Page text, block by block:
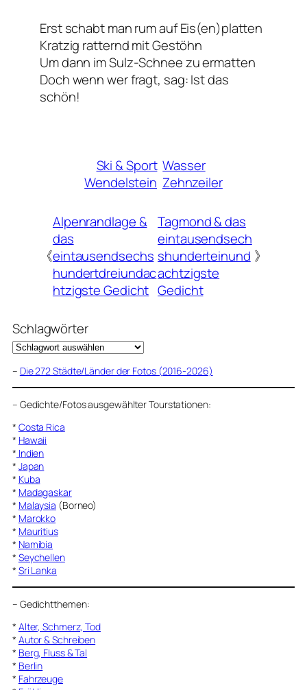
Erst schabt man rum auf Eis(en)platten
Kratzig ratternd mit Gestöhn
Um dann im Sulz-Schnee zu ermatten
Doch wenn wer fragt, sag: Ist das
schön!
Ski & Sport Wasser
Wendelstein Zehnzeiler
《
Alpenrandlage &
das
eintausendsechs
hundertdreiundac
htzigste Gedicht
Tagmond & das
eintausendsech
shunderteinund
achtzigste
Gedicht
》
Schlagwörter
– Die 272 Städte/Länder der Fotos (2016-2026)
– Gedichte/Fotos ausgewählter Tourstationen:
* Costa Rica
* Hawaii
* Indien
* Japan
* Kuba
* Madagaskar
* Malaysia (Borneo)
* Marokko
* Mauritius
* Namibia
* Seychellen
* Sri Lanka
– Gedichtthemen:
* Alter, Schmerz, Tod
* Autor & Schreiben
* Berg, Fluss & Tal
* Berlin
* Fahrzeuge